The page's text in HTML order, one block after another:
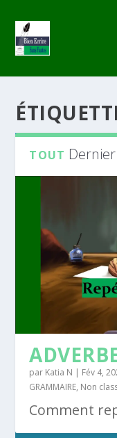
TOUT Dernier
par Katia N | Fév 4,
GRAMMAIRE, Non
Comment